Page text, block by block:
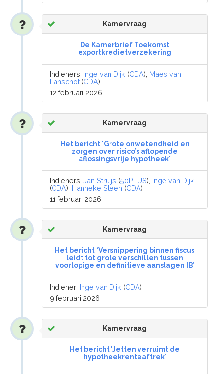
Kamervraag
De Kamerbrief Toekomst
exportkredietverzekering
Indieners: Inge van Dijk (CDA), Maes van
Lanschot (CDA)
12 februari 2026
Kamervraag
Het bericht 'Grote onwetendheid en
zorgen over risico’s aflopende
aflossingsvrije hypotheek'
Indieners:Jan Struijs (50PLUS), Inge van Dijk
(CDA), Hanneke Steen (CDA)
11 februari 2026
Kamervraag
Het bericht ‘Versnippering binnen fiscus
leidt tot grote verschillen tussen
voorlopige en definitieve aanslagen IB’
Indiener: Inge van Dijk (CDA)
9 februari 2026
Kamervraag
Het bericht 'Jetten verruimt de
hypotheekrenteaftrek'